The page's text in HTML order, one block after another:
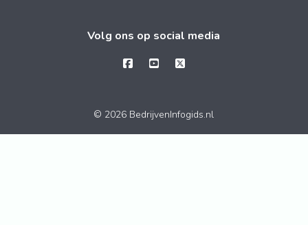
Volg ons op social media
© 2026 BedrijvenInfogids.nl